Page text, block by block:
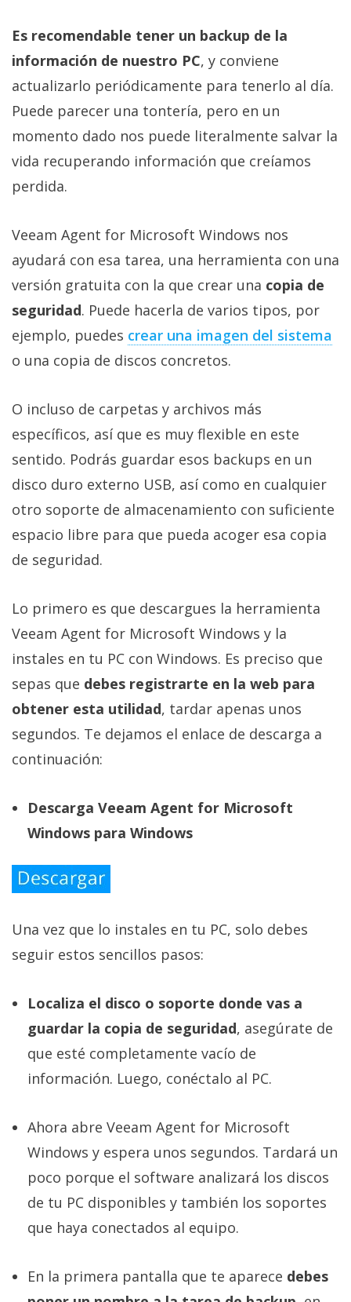
Es recomendable tener un backup de la
información de nuestro PC, y conviene
actualizarlo periódicamente para tenerlo al día.
Puede parecer una tontería, pero en un
momento dado nos puede literalmente salvar la
vida recuperando información que creíamos
perdida.
Veeam Agent for Microsoft Windows nos
ayudará con esa tarea, una herramienta con una
versión gratuita con la que crear una copia de
seguridad. Puede hacerla de varios tipos, por
ejemplo, puedes crear una imagen del sistema‎
o una copia de discos concretos.
O incluso de carpetas y archivos más
específicos, así que es muy flexible en este
sentido. Podrás guardar esos backups en un
disco duro externo USB, así como en cualquier
otro soporte de almacenamiento con suficiente
espacio libre para que pueda acoger esa copia
de seguridad.
Lo primero es que descargues la herramienta
Veeam Agent for Microsoft Windows y la
instales en tu PC con Windows. Es preciso que
sepas que debes registrarte en la web para
obtener esta utilidad, tardar apenas unos
segundos. Te dejamos el enlace de descarga a
continuación:
Descarga Veeam Agent for Microsoft
Windows para Windows
Una vez que lo instales en tu PC, solo debes
seguir estos sencillos pasos:
Localiza el disco o soporte donde vas a
guardar la copia de seguridad, asegúrate de
que esté completamente vacío de
información. Luego, conéctalo al PC.
Ahora abre Veeam Agent for Microsoft
Windows y espera unos segundos. Tardará un
poco porque el software analizará los discos
de tu PC disponibles y también los soportes
que haya conectados al equipo.
En la primera pantalla que te aparece debes